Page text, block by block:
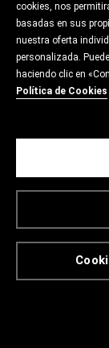
cookies, nos
basadas en sus
nuestra oferta
personalizada.
haciendo clic en
Política de Cookies